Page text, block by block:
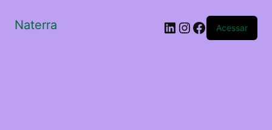
Naterra LinkedIn
Instagram
Facebook
Acessar